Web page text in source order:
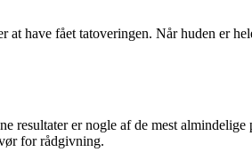
have fået tatoveringen. Når huden er
er nogle af de mest
for rådgivning.